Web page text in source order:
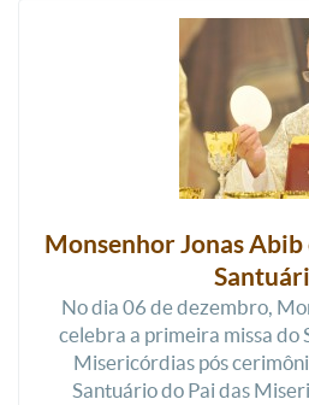
Monsenhor Jonas
No dia 06 de dezembro,
celebra a primeira missa do
Misericórdias pós
Santuário do Pai das